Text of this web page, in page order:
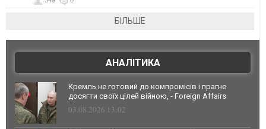
БІЛЬШЕ
АНАЛІТИКА
Кремль не готовий до компромісів і прагне
досягти своїх цілей війною, - Foreign Affairs
03.08.2026 13:02